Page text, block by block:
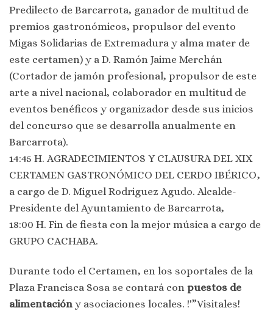
Predilecto de Barcarrota, ganador de multitud de
premios gastronómicos, propulsor del evento
Migas Solidarias de Extremadura y alma mater de
este certamen) y a D. Ramón Jaime Merchán
(Cortador de jamón profesional, propulsor de este
arte a nivel nacional, colaborador en multitud de
eventos benéficos y organizador desde sus inicios
del concurso que se desarrolla anualmente en
Barcarrota).
14:45 H. AGRADECIMIENTOS Y CLAUSURA DEL XIX
CERTAMEN GASTRONÓMICO DEL CERDO IBÉRICO,
a cargo de D. Miguel Rodriguez Agudo. Alcalde-
Presidente del Ayuntamiento de Barcarrota,
18:00 H. Fin de fiesta con la mejor música a cargo de
GRUPO CACHABA.
Durante todo el Certamen, en los soportales de la
Plaza Francisca Sosa se contará con puestos de
alimentación y asociaciones locales. !'”Visitales!